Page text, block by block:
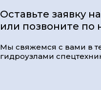
Оставьте заявку
или позвоните по
Мы свяжемся с вами в
гидроузлами